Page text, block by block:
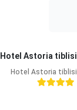
Hotel Astoria tiblisi
Hotel Astoria tiblisi